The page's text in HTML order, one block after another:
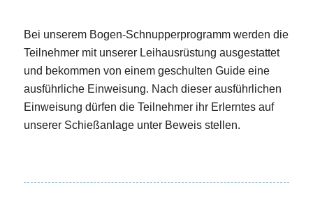
Bei unserem Bogen-Schnupperprogramm werden die
Teilnehmer mit unserer Leihausrüstung ausgestattet
und bekommen von einem geschulten Guide eine
ausführliche Einweisung. Nach dieser ausführlichen
Einweisung dürfen die Teilnehmer ihr Erlerntes auf
unserer Schießanlage unter Beweis stellen.